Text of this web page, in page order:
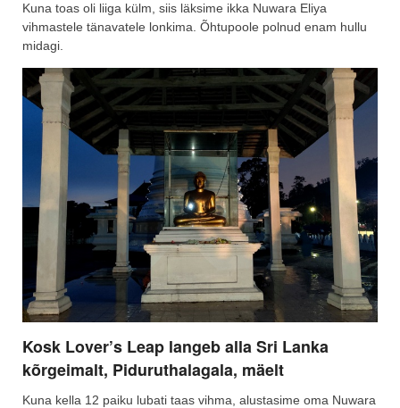
Kuna toas oli liiga külm, siis läksime ikka Nuwara Eliya
vihmastele tänavatele lonkima. Õhtupoole polnud enam hullu
midagi.
Kosk Lover’s Leap langeb alla Sri Lanka
kõrgeimalt, Piduruthalagala, mäelt
Kuna kella 12 paiku lubati taas vihma, alustasime oma Nuwara